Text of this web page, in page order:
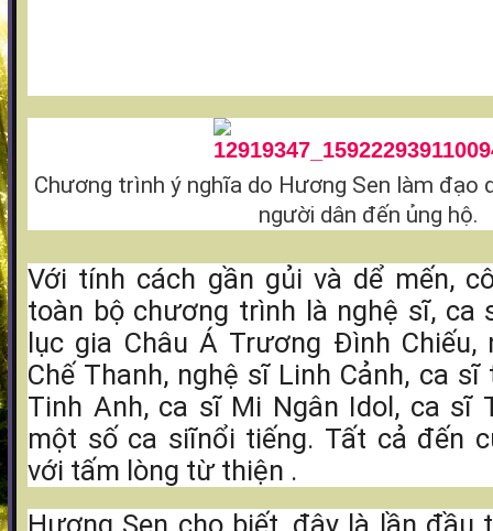
Chương trình ý nghĩa do Hương Sen làm đạo
người dân đến ủng hộ.
Với tính cách gần gủi và dể mến,
toàn bộ chương trình là nghệ sĩ, ca
lục gia Châu Á Trương Đình Chiếu,
Chế Thanh, nghệ sĩ Linh Cảnh, ca
Tinh Anh, ca sĩ Mi Ngân Idol, ca sĩ
một số ca siĩnổi tiếng. Tất cả đến
với tấm lòng từ thiện .
Hương Sen cho biết, đây là lần đầu